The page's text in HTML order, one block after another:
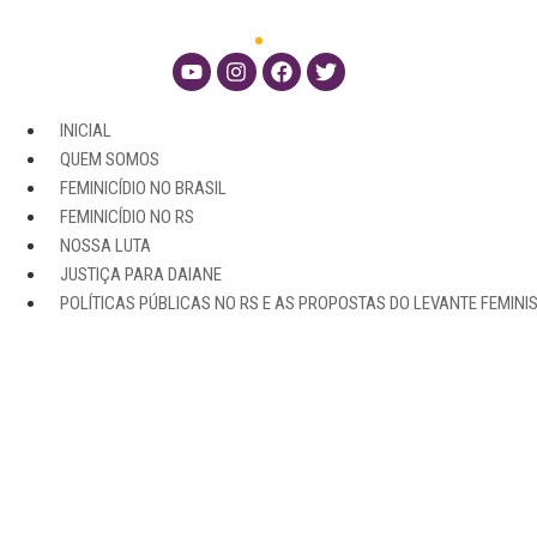
INICIAL
QUEM SOMOS
FEMINICÍDIO NO BRASIL
FEMINICÍDIO NO RS
NOSSA LUTA
JUSTIÇA PARA DAIANE
POLÍTICAS PÚBLICAS NO RS E AS PROPOSTAS DO LEVANTE